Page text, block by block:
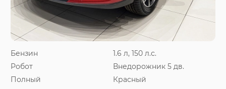
Бензин
1.6 л, 150 л.с.
Робот
Внедорожник 5 дв.
Полный
Красный